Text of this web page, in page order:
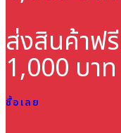
ส่งสินค้าฟรี
1,000 บาท
ซื้อเลย